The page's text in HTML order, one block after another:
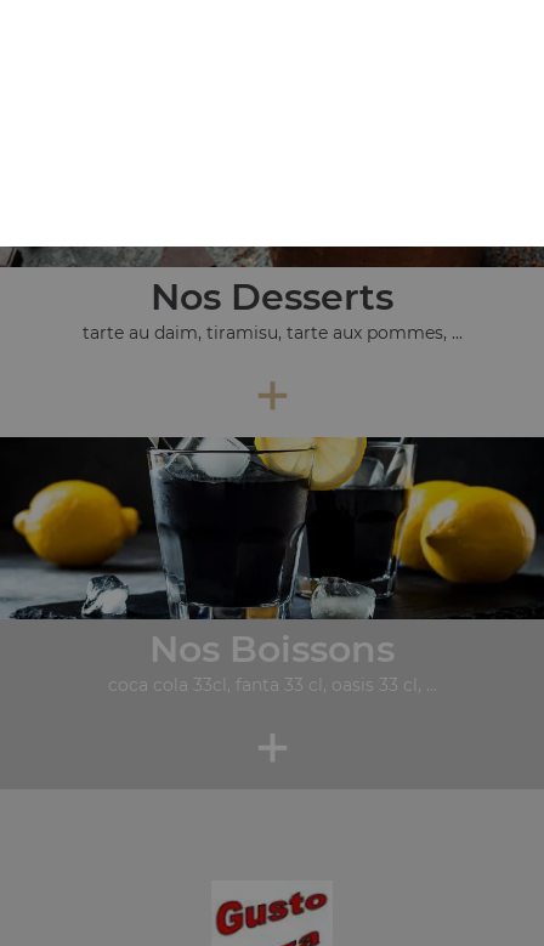
Nos Desserts
tarte au daim, tiramisu, tarte aux pommes, ...
+
Nos Boissons
coca cola 33cl, fanta 33 cl, oasis 33 cl, ...
+